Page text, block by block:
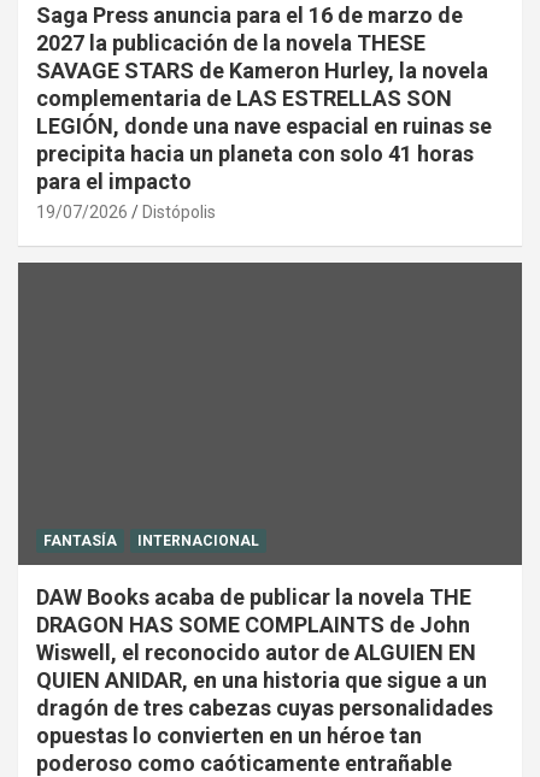
Saga Press anuncia para el 16 de marzo de
2027 la publicación de la novela THESE
SAVAGE STARS de Kameron Hurley, la novela
complementaria de LAS ESTRELLAS SON
LEGIÓN, donde una nave espacial en ruinas se
precipita hacia un planeta con solo 41 horas
para el impacto
19/07/2026 Distópolis
FANTASÍA INTERNACIONAL
DAW Books acaba de publicar la novela THE
DRAGON HAS SOME COMPLAINTS de John
Wiswell, el reconocido autor de ALGUIEN EN
QUIEN ANIDAR, en una historia que sigue a un
dragón de tres cabezas cuyas personalidades
opuestas lo convierten en un héroe tan
poderoso como caóticamente entrañable